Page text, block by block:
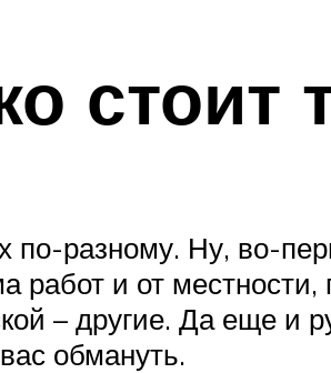
стоит
по-разному. Ну, во-
работ и от
– другие. Да еще и
обмануть.